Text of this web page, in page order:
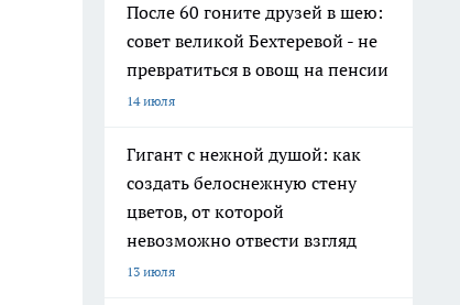
После 60 гоните друзей в шею:
совет великой Бехтеревой - не
превратиться в овощ на пенсии
14 июля
Гигант с нежной душой: как
создать белоснежную стену
цветов, от которой
невозможно отвести взгляд
13 июля